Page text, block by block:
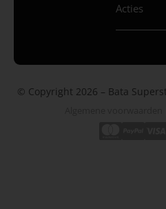
Acties
© Copyright 2026 – Bata